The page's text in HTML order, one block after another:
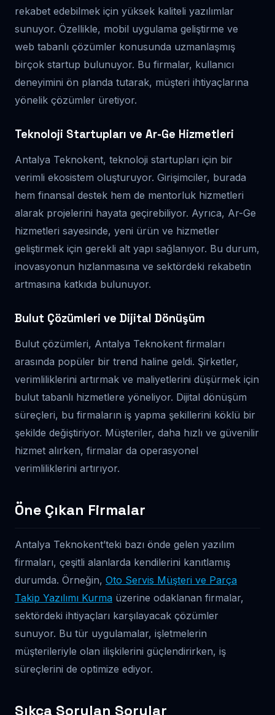
rekabet edebilmek için yüksek kaliteli yazılımlar
sunuyor. Özellikle, mobil uygulama geliştirme ve
web tabanlı çözümler konusunda uzmanlaşmış
birçok startup bulunuyor. Bu firmalar, kullanıcı
deneyimini ön planda tutarak, müşteri ihtiyaçlarına
yönelik çözümler üretiyor.
Teknoloji Startupları ve Ar-Ge Hizmetleri
Antalya Teknokent, teknoloji startupları için bir
verimli ekosistem oluşturuyor. Girişimciler, burada
hem finansal destek hem de mentorluk hizmetleri
alarak projelerini hayata geçirebiliyor. Ayrıca, Ar-Ge
hizmetleri sayesinde, yeni ürün ve hizmetler
geliştirmek için gerekli alt yapı sağlanıyor. Bu durum,
inovasyonun hızlanmasına ve sektördeki rekabetin
artmasına katkıda bulunuyor.
Bulut Çözümleri ve Dijital Dönüşüm
Bulut çözümleri, Antalya Teknokent firmaları
arasında popüler bir trend haline geldi. Şirketler,
verimliliklerini artırmak ve maliyetlerini düşürmek için
bulut tabanlı hizmetlere yöneliyor. Dijital dönüşüm
süreçleri, bu firmaların iş yapma şekillerini köklü bir
şekilde değiştiriyor. Müşteriler, daha hızlı ve güvenilir
hizmet alırken, firmalar da operasyonel
verimliliklerini artırıyor.
Öne Çıkan Firmalar
Antalya Teknokent’teki bazı önde gelen yazılım
firmaları, çeşitli alanlarda kendilerini kanıtlamış
durumda. Örneğin, Oto Servis Müşteri ve Parça
Takip Yazılımı Kurma üzerine odaklanan firmalar,
sektördeki ihtiyaçları karşılayacak çözümler
sunuyor. Bu tür uygulamalar, işletmelerin
müşterileriyle olan ilişkilerini güçlendirirken, iş
süreçlerini de optimize ediyor.
Sıkça Sorulan Sorular